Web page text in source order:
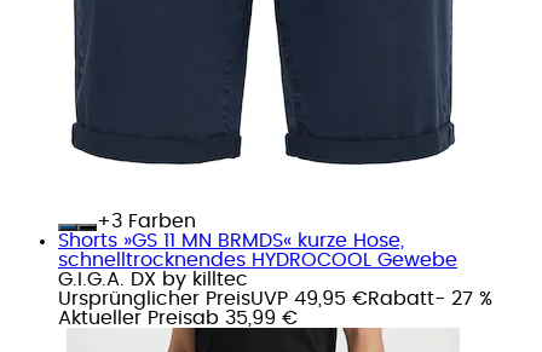
+
Farben
Shorts »GS 11 MN BRMDS« kurze Hose,
schnelltrocknendes HYDROCOOL Gewebe
G.I.G.A. DX by killtec
Ursprünglicher PreisUVP 49,95 €Rabatt- 27 %
Aktueller Preisab 35,99 €